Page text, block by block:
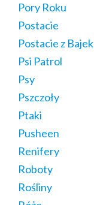
Pory Roku
Postacie
Postacie z Bajek
Psi Patrol
Psy
Pszczoły
Ptaki
Pusheen
Renifery
Roboty
Rośliny